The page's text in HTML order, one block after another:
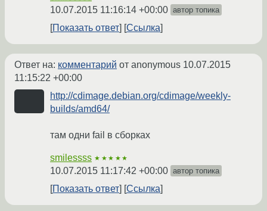
10.07.2015 11:16:14 +00:00 автор топика
Показать ответ Ссылка
Ответ на: комментарий от anonymous 10.07.2015
11:15:22 +00:00
http://cdimage.debian.org/cdimage/weekly-
builds/amd64/
там одни fail в сборках
smilessss ★★★★★
10.07.2015 11:17:42 +00:00 автор топика
Показать ответ Ссылка